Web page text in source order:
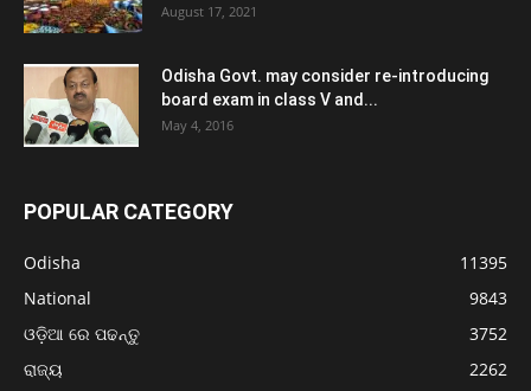
August 17, 2021
Odisha Govt. may consider re-introducing
board exam in class V and...
May 4, 2016
POPULAR CATEGORY
Odisha
11395
National
9843
ଓଡ଼ିଆ ରେ ପଢନ୍ତୁ
3752
ରାଜ୍ୟ
2262